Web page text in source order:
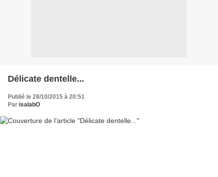
Délicate dentelle...
Publié le 28/10/2015 à 20:51
Par isalabO